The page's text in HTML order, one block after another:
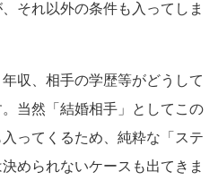
それ以外の条件も入ってしま
収、相手の学歴等がどうして
当然「結婚相手」としてこの
ってくるため、純粋な「ステ
められないケースも出てきま